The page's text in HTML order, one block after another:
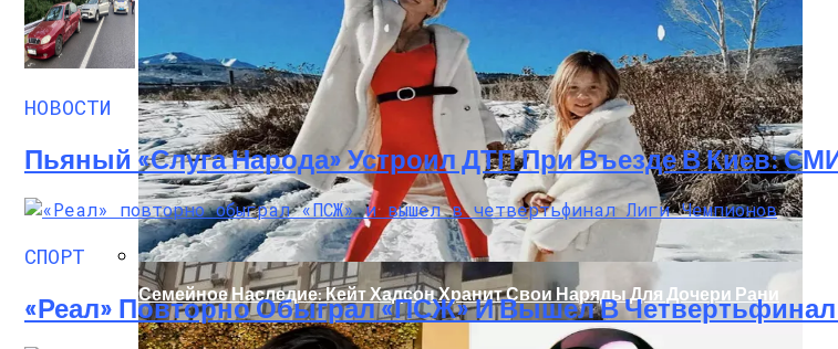
«Морковное» ДТП На Трассе Одесса-Николаев: Столкнулись Два Грузовика
Семейное Наследие: Кейт Хадсон Хранит Свои Наряды Для Дочери Рани
НОВОСТИ
Пьяный «слуга Народа» Устроил ДТП При Въезде В Киев:
СПОРТ
«Реал» Повторно Обыграл «ПСЖ» И Вышел В